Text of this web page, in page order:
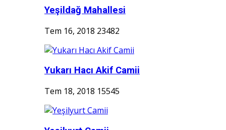
Yeşildağ Mahallesi
Tem 16, 2018 23482
Yukarı Hacı Akif Camii
Tem 18, 2018 15545